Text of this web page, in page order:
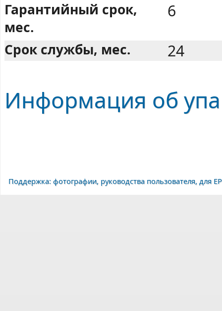
Гарантийный срок,
мес.
6
Срок службы, мес. 24
Информация об
Поддержка: фотографии, руководства пользователя, для